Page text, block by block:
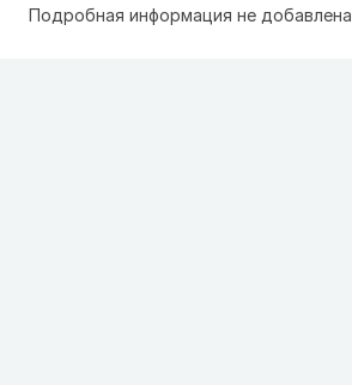
Подробная информация не добавлена